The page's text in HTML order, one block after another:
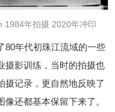
1984年拍摄 2020年冲印
80年代初珠江流域的一些
摄影训练，当时的拍摄也
摄记录，更自然地反映了
还都基本保留下来了。